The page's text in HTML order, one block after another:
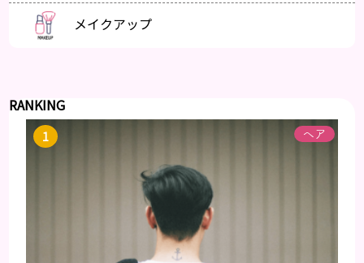
メイクアップ
RANKING
ヘア